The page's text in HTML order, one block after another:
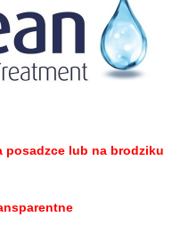
posadzce lub na brodziku